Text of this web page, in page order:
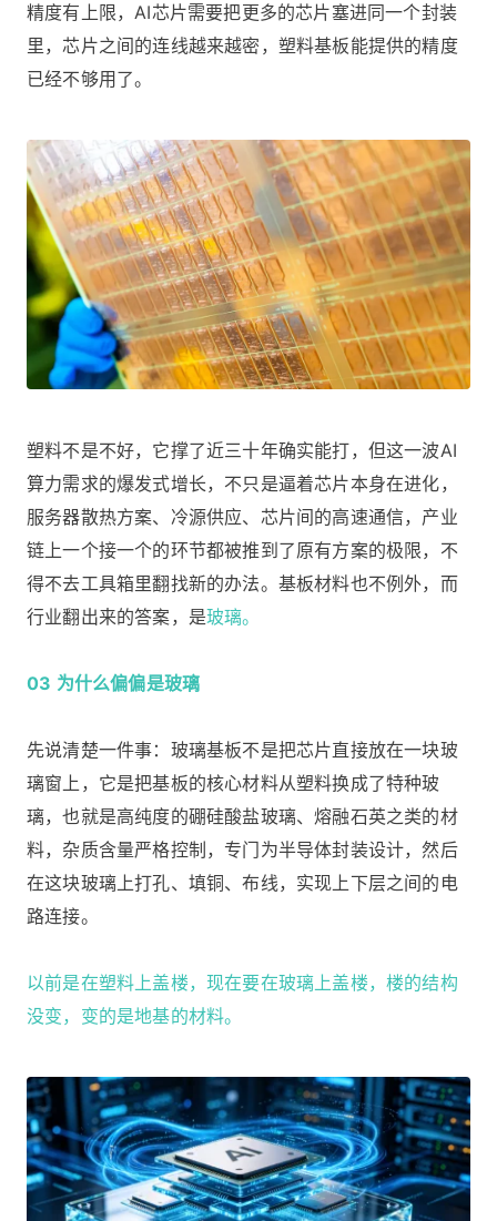
精度有上限，AI芯片需要把更多的芯片塞进同一个封装
里，芯片之间的连线越来越密，塑料基板能提供的精度
已经不够用了。
塑料不是不好，它撑了近三十年确实能打，但这一波AI
算力需求的爆发式增长，不只是逼着芯片本身在进化，
服务器散热方案、冷源供应、芯片间的高速通信，产业
链上一个接一个的环节都被推到了原有方案的极限，不
得不去工具箱里翻找新的办法。基板材料也不例外，而
行业翻出来的答案，是玻璃。
03 为什么偏偏是玻璃
先说清楚一件事：玻璃基板不是把芯片直接放在一块玻
璃窗上，它是把基板的核心材料从塑料换成了特种玻
璃，也就是高纯度的硼硅酸盐玻璃、熔融石英之类的材
料，杂质含量严格控制，专门为半导体封装设计，然后
在这块玻璃上打孔、填铜、布线，实现上下层之间的电
路连接。
以前是在塑料上盖楼，现在要在玻璃上盖楼，楼的结构
没变，变的是地基的材料。